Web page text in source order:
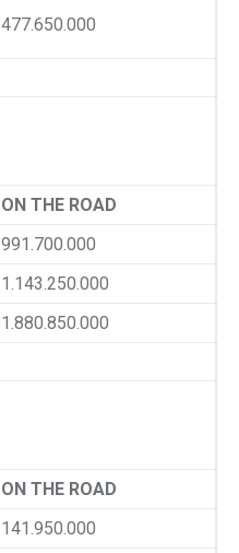
477.650.000
ON THE ROAD
991.700.000
1.143.250.000
1.880.850.000
ON THE ROAD
141.950.000